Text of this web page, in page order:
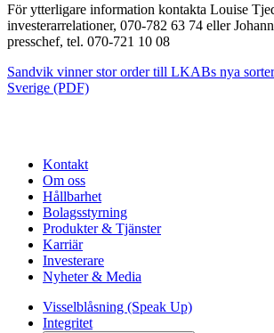
För ytterligare information kontakta Louise
investerarrelationer, 070-782 63 74 eller
presschef, tel. 070-721 10 08
Sandvik vinner stor order till LKABs nya
Sverige (PDF)
Kontakt
Om oss
Hållbarhet
Bolagsstyrning
Produkter & Tjänster
Karriär
Investerare
Nyheter & Media
Visselblåsning (Speak Up)
Integritet